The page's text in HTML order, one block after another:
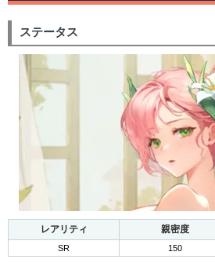
ステータス
レアリティ 親密度
SR 150